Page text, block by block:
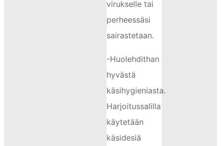
virukselle tai
perheessäsi
sairastetaan.
-Huolehdithan
hyvästä
käsihygieniasta.
Harjoitussalilla
käytetään
käsidesiä